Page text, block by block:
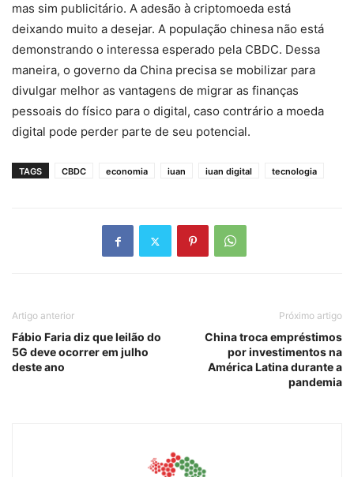
mas sim publicitário. A adesão à criptomoeda está
deixando muito a desejar. A população chinesa não está
demonstrando o interessa esperado pela CBDC. Dessa
maneira, o governo da China precisa se mobilizar para
divulgar melhor as vantagens de migrar as finanças
pessoais do físico para o digital, caso contrário a moeda
digital pode perder parte de seu potencial.
TAGS CBDC economia iuan iuan digital tecnologia
Artigo anterior
Fábio Faria diz que leilão do
5G deve ocorrer em julho
deste ano
Próximo artigo
China troca empréstimos
por investimentos na
América Latina durante a
pandemia